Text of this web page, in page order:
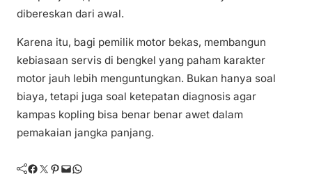
dibereskan dari awal.
Karena itu, bagi pemilik motor bekas, membangun
kebiasaan servis di bengkel yang paham karakter
motor jauh lebih menguntungkan. Bukan hanya soal
biaya, tetapi juga soal ketepatan diagnosis agar
kampas kopling bisa benar benar awet dalam
pemakaian jangka panjang.
Facebook Twitter Pinterest Mail WhatsApp